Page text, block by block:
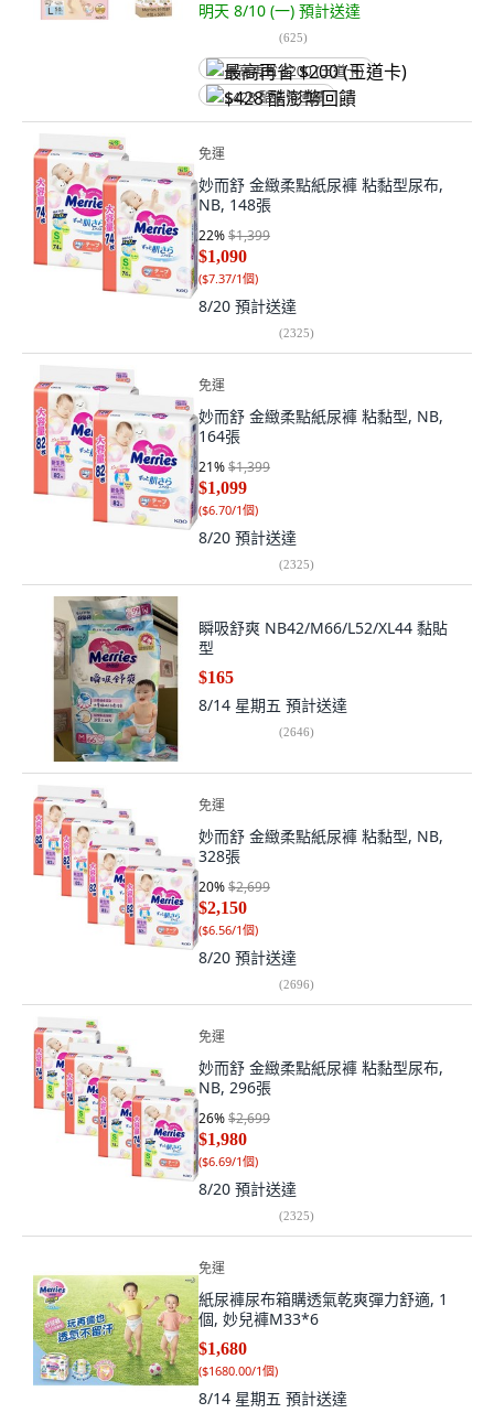
明天 8/10 (一) 預計送達
(625)
最高再省 $200 (王道卡)
$428 酷澎幣回饋
免運
妙而舒 金緻柔點紙尿褲 粘黏型尿布,
NB, 148張
22%$1,399
$1,090
($7.37/1個)
8/20 預計送達
(2325)
免運
妙而舒 金緻柔點紙尿褲 粘黏型, NB,
164張
21%$1,399
$1,099
($6.70/1個)
8/20 預計送達
(2325)
瞬吸舒爽 NB42/M66/L52/XL44 黏貼
型
$165
8/14 星期五 預計送達
(2646)
免運
妙而舒 金緻柔點紙尿褲 粘黏型, NB,
328張
20%$2,699
$2,150
($6.56/1個)
8/20 預計送達
(2696)
免運
妙而舒 金緻柔點紙尿褲 粘黏型尿布,
NB, 296張
26%$2,699
$1,980
($6.69/1個)
8/20 預計送達
(2325)
免運
紙尿褲尿布箱購透氣乾爽彈力舒適, 1
個, 妙兒褲M33*6
$1,680
($1680.00/1個)
8/14 星期五 預計送達